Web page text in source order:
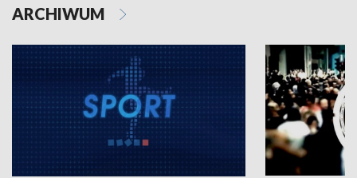
ARCHIWUM